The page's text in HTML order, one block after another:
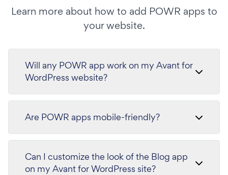
Learn more about how to add POWR apps to
your website.
Will any POWR app work on my Avant for
WordPress website?
Are POWR apps mobile-friendly?
Can I customize the look of the Blog app
on my Avant for WordPress site?